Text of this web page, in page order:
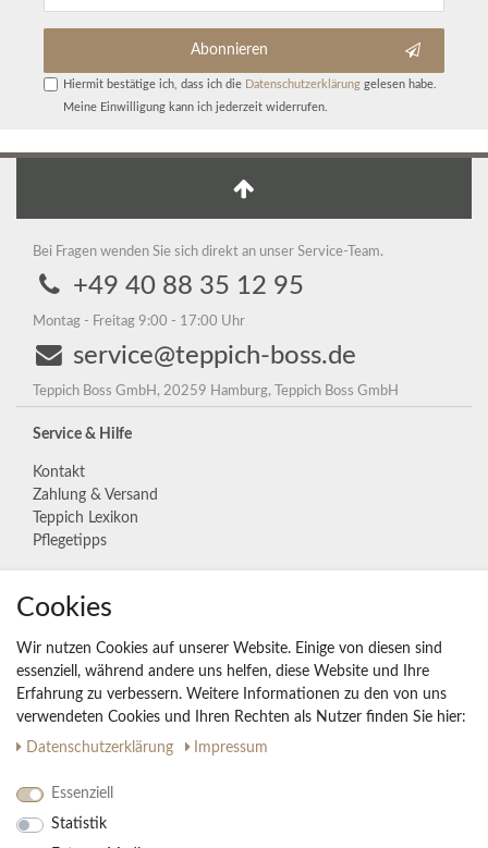
Abonnieren
Hiermit bestätige ich, dass ich die Daten­schutz­erklärunggelesen habe.
Meine Einwilligung kann ich jederzeit widerrufen.
Bei Fragen wenden Sie sich direkt an unser Service-Team.
+49 40 88 35 12 95
Montag - Freitag 9:00 - 17:00 Uhr
service@teppich-boss.de
Teppich Boss GmbH, 20259 Hamburg, Teppich Boss GmbH
Service & Hilfe
Kontakt
Zahlung & Versand
Teppich Lexikon
Pflegetipps
Unternehmen
Widerrufs­recht
Vertrag widerrufen
Impressum
Daten­schutz­erklärung
AGB
Ihre Vorteile
Cookies
Wir nutzen Cookies auf unserer Website. Einige von diesen sind
essenziell, während andere uns helfen, diese Website und Ihre
Erfahrung zu verbessern. Weitere Informationen zu den von uns
verwendeten Cookies und Ihren Rechten als Nutzer finden Sie hier:
Daten­schutz­erklärung
Impressum
Essenziell
Statistik